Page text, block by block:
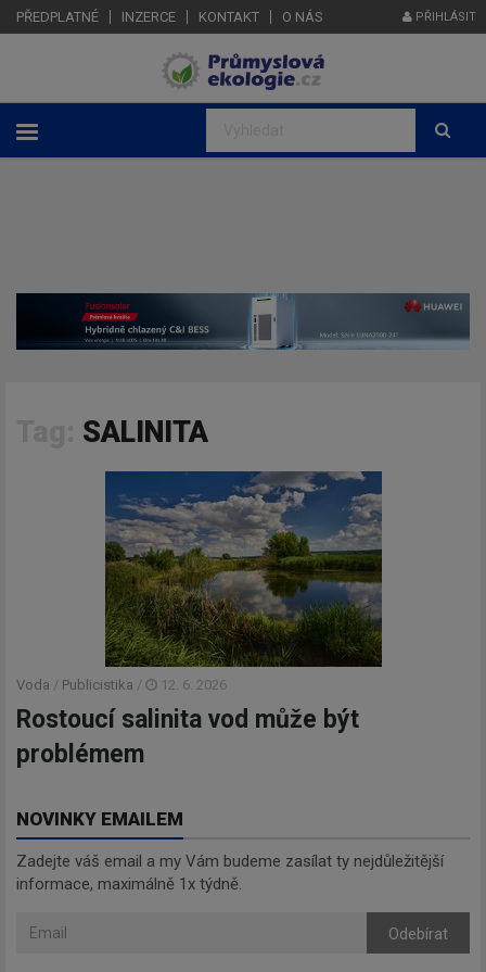
PŘEDPLATNÉ INZERCE KONTAKT O NÁS PŘIHLÁSIT
SALINITA
Voda / Publicistika / 12. 6. 2026
Rostoucí salinita vod může být
problémem
NOVINKY EMAILEM
Zadejte váš email a my Vám budeme zasílat ty nejdůležitější
informace, maximálně 1x týdně.
Odebírat